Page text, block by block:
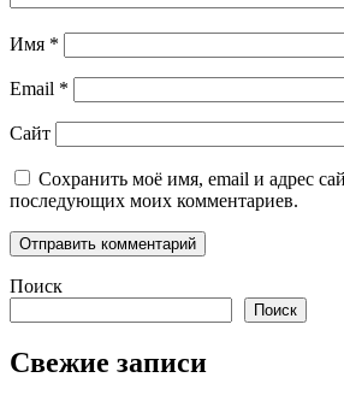
Имя *
Email *
Сайт
Сохранить моё имя, email и адрес
последующих моих комментариев.
Поиск
Поиск
Свежие записи